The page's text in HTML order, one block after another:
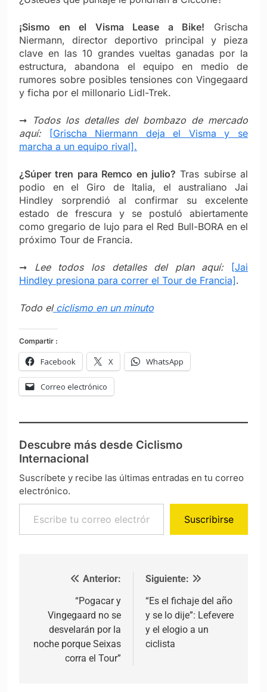
¡Sismo en el Visma Lease a Bike! Grischa
Niermann, director deportivo principal y pieza
clave en las 10 grandes vueltas ganadas por la
estructura, abandona el equipo en medio de
rumores sobre posibles tensiones con Vingegaard
y ficha por el millonario Lidl-Trek.
➞ Todos los detalles del bombazo de mercado
aquí:
[Grischa Niermann deja el Visma y se
marcha a un equipo rival].
¿Súper tren para Remco en julio? Tras subirse al
podio en el Giro de Italia, el australiano Jai
Hindley sorprendió al confirmar su excelente
estado de frescura y se postuló abiertamente
como gregario de lujo para el Red Bull-BORA en el
próximo Tour de Francia.
➞ Lee todos los detalles del plan aquí:
[Jai
Hindley presiona para correr el Tour de Francia].
Todo elciclismo en un minuto
Compartir :
Facebook X WhatsApp
Correo electrónico
Descubre más desde Ciclismo
Internacional
Suscríbete y recibe las últimas entradas en tu correo
electrónico.
Escribe tu correo electrónico…
Suscribirse
Navegación de entradas
Anterior:
“Pogacar y
Vingegaard no se
desvelarán por la
noche porque Seixas
corra el Tour”
Siguiente:
“Es el fichaje del año
y se lo dije”: Lefevere
y el elogio a un
ciclista